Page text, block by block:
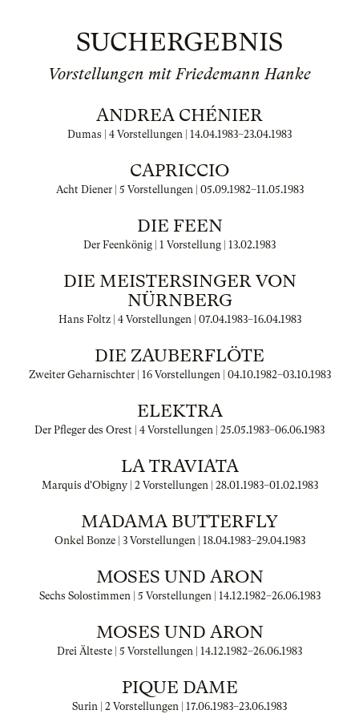
SUCHERGEBNIS
Vorstellungen mit Friedemann Hanke
ANDREA CHÉNIER
Dumas | 4 Vorstellungen | 14.04.1983–23.04.1983
CAPRICCIO
Acht Diener | 5 Vorstellungen | 05.09.1982–11.05.1983
DIE FEEN
Der Feenkönig | 1 Vorstellung | 13.02.1983
DIE MEISTERSINGER VON
NÜRNBERG
Hans Foltz | 4 Vorstellungen | 07.04.1983–16.04.1983
DIE ZAUBERFLÖTE
Zweiter Geharnischter | 16 Vorstellungen | 04.10.1982–03.10.1983
ELEKTRA
Der Pfleger des Orest | 4 Vorstellungen | 25.05.1983–06.06.1983
LA TRAVIATA
Marquis d'Obigny | 2 Vorstellungen | 28.01.1983–01.02.1983
MADAMA BUTTERFLY
Onkel Bonze | 3 Vorstellungen | 18.04.1983–29.04.1983
MOSES UND ARON
Sechs Solostimmen | 5 Vorstellungen | 14.12.1982–26.06.1983
MOSES UND ARON
Drei Älteste | 5 Vorstellungen | 14.12.1982–26.06.1983
PIQUE DAME
Surin | 2 Vorstellungen | 17.06.1983–23.06.1983